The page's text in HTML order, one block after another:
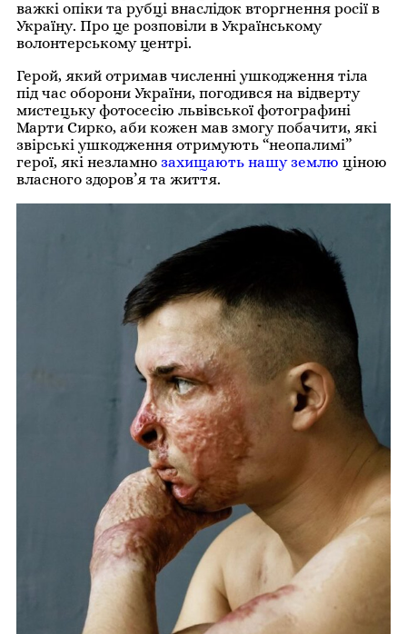
важкі опіки та рубці внаслідок вторгнення росії в
Україну. Про це розповіли в Українському
волонтерському центрі.
Герой, який отримав численні ушкодження тіла
під час оборони України, погодився на відверту
мистецьку фотосесію львівської фотографині
Марти Сирко, аби кожен мав змогу побачити, які
звірські ушкодження отримують “неопалимі”
герої, які незламно захищають нашу землю ціною
власного здоров’я та життя.